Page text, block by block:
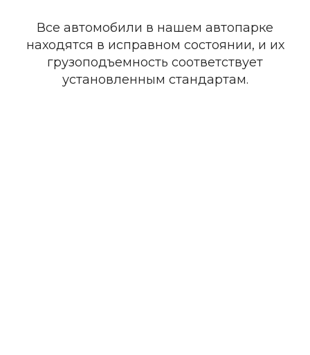
Все автомобили в нашем автопарке
находятся в исправном состоянии, и их
грузоподъемность соответствует
установленным стандартам.